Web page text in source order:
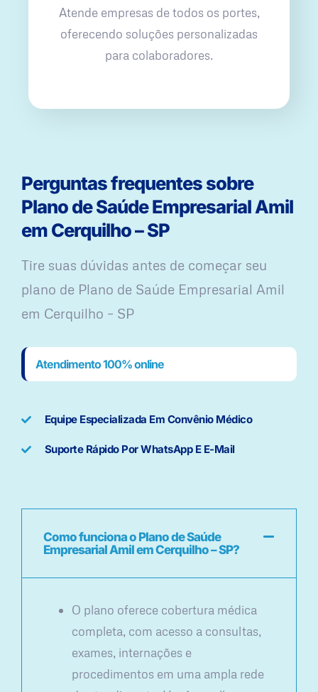
Atende empresas de todos os portes,
oferecendo soluções personalizadas
para colaboradores.
Perguntas frequentes sobre
Plano de Saúde Empresarial Amil
em Cerquilho – SP
Tire suas dúvidas antes de começar seu
plano ​de Plano de Saúde Empresarial Amil
em Cerquilho – SP
Atendimento 100% online
Equipe Especializada Em Convênio Médico
Suporte Rápido Por WhatsApp E E-Mail
Como funciona o Plano de Saúde
Empresarial Amil em Cerquilho – SP?
O plano oferece cobertura médica
completa, com acesso a consultas,
exames, internações e
procedimentos em uma ampla rede